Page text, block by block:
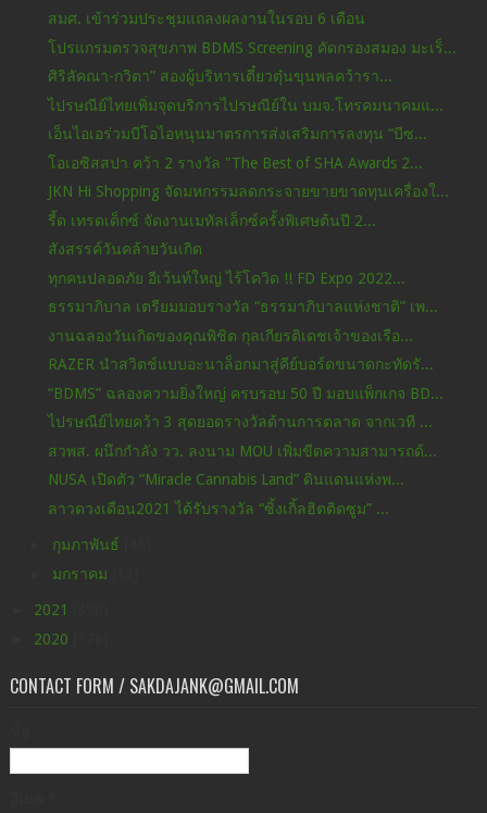
สมศ. เข้าร่วมประชุมแถลงผลงานในรอบ 6 เดือน
โปรแกรมตรวจสุขภาพ BDMS Screening คัดกรองสมอง มะเร็...
ศิริลัคณา-กวิตา” สองผู้บริหารเตี๋ยวตุ๋นขุนพลคว้ารา...
ไปรษณีย์ไทยเพิ่มจุดบริการไปรษณีย์ใน บมจ.โทรคมนาคมแ...
เอ็นไอเอร่วมบีโอไอหนุนมาตรการส่งเสริมการลงทุน “บีซ...
โอเอซิสสปา คว้า 2 รางวัล "The Best of SHA Awards 2...
JKN Hi Shopping จัดมหกรรมลดกระจายขายขาดทุนเครื่องใ...
รี้ด เทรดเด็กซ์ จัดงานเมทัลเล็กซ์ครั้งพิเศษต้นปี 2...
สังสรรค์วันคล้ายวันเกิด
ทุกคนปลอดภัย อีเว้นท์ใหญ่ ไร้โควิด !! FD Expo 2022...
ธรรมาภิบาล เตรียมมอบรางวัล “ธรรมาภิบาลแห่งชาติ” เพ...
งานฉลองวันเกิดของคุณพิชิต กุลเกียรติเดชเจ้าของเรือ...
RAZER นำสวิตช์แบบอะนาล็อกมาสู่คีย์บอร์ดขนาดกะทัดรั...
“BDMS” ฉลองความยิ่งใหญ่ ครบรอบ 50 ปี มอบแพ็กเกจ BD...
ไปรษณีย์ไทยคว้า 3 สุดยอดรางวัลด้านการตลาด จากเวที ...
สวพส. ผนึกกำลัง วว. ลงนาม MOU เพิ่มขีดความสามารถด้...
NUSA เปิดตัว “Miracle Cannabis Land” ดินแดนแห่งพ...
ลาวดวงเดือน2021 ได้รับรางวัล “ซิ้งเกิ้ลฮิตติดซูม” ...
กุมภาพันธ์
มกราคม
2021
2020
CONTACT FORM / SAKDAJANK@GMAIL.COM